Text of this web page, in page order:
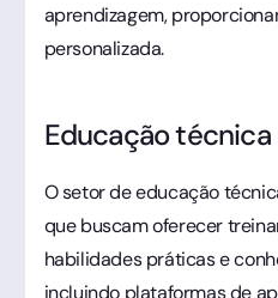
aprendizagem,
personalizada.
Educação técnica
O setor de educação
que buscam oferecer
habilidades práticas e
incluindo plataformas de